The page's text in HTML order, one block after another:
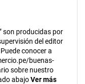
son producidas por
del editor
conocer a
buenas-
sobre nuestro
abajoVer más